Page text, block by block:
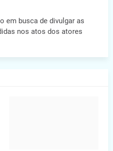
em busca de divulgar as
nos atos dos atores